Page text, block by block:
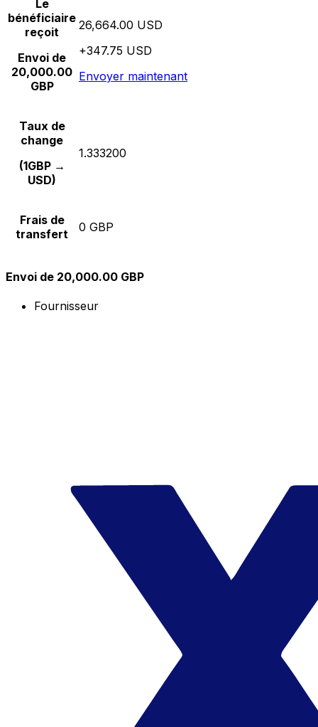
Le
bénéficiaire
reçoit
Envoi de
20,000.00
GBP
26,664.00 USD
+347.75 USD
Envoyer maintenant
Taux de
change
(1GBP →
USD)
1.333200
Frais de
transfert
0 GBP
Envoi de 20,000.00 GBP
Fournisseur